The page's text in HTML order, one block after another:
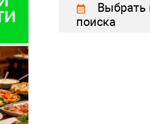
Выбрать
поиска